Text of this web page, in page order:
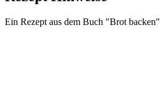
Ein Rezept aus dem Buch "Brot backen"